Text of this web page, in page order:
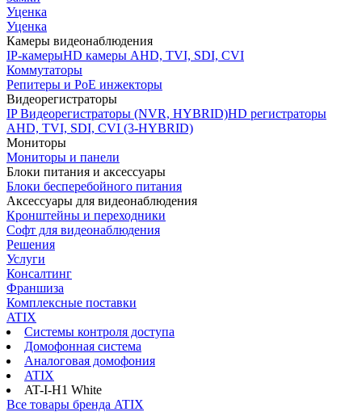
Уценка
Уценка
Камеры видеонаблюдения
IP-камерыHD камеры AHD, TVI, SDI, CVI
Коммутаторы
Репитеры и PoE инжекторы
Видеорегистраторы
IP Видеорегистраторы (NVR, HYBRID)HD регистраторы
AHD, TVI, SDI, CVI (3-HYBRID)
Мониторы
Мониторы и панели
Блоки питания и аксессуары
Блоки бесперебойного питания
Аксессуары для видеонаблюдения
Кронштейны и переходники
Софт для видеонаблюдения
Решения
Услуги
Консалтинг
Франшиза
Комплексные поставки
ATIX
Системы контроля доступа
Домофонная система
Аналоговая домофония
ATIX
AT-I-H1 White
Все товары бренда ATIX